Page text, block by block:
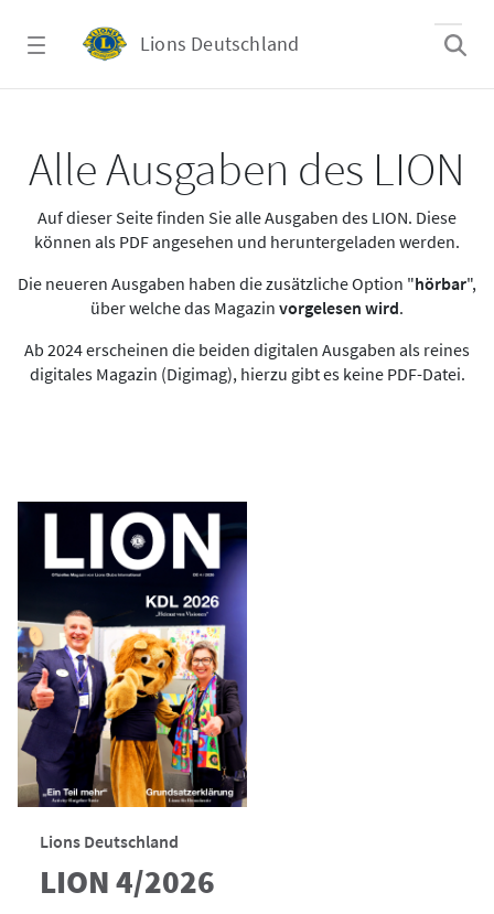
Lions Deutschland
Alle Ausgaben des LION
Auf dieser Seite finden Sie alle Ausgaben des LION. Diese
können als PDF angesehen und heruntergeladen werden.
Die neueren Ausgaben haben die zusätzliche Option "hörbar",
über welche das Magazin vorgelesen wird.
Ab 2024 erscheinen die beiden digitalen Ausgaben als reines
digitales Magazin (Digimag), hierzu gibt es keine PDF-Datei.
Lions Deutschland
LION 4/2026